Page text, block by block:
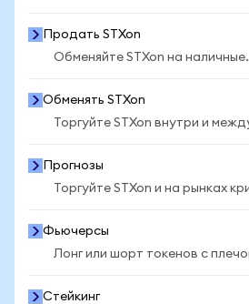
Продать STXon
Обменяйте STXon на наличные.
Обменять STXon
Торгуйте STXon внутри и
Прогнозы
Торгуйте STXon и на рынках
Фьючерсы
Лонг или шорт токенов с
Стейкинг